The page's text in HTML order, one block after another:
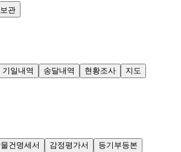
보관
기일내역 송달내역 현황조사
지도
건명세서 감정평가서
등기부등본